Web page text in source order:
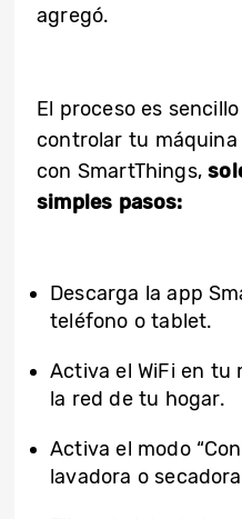
agregó.
El proceso es
controlar tu máquina
con SmartThings,
simples pasos:
Descarga la app
teléfono o tablet.
Activa el WiFi en tu
la red de tu hogar.
Activa el modo
lavadora o